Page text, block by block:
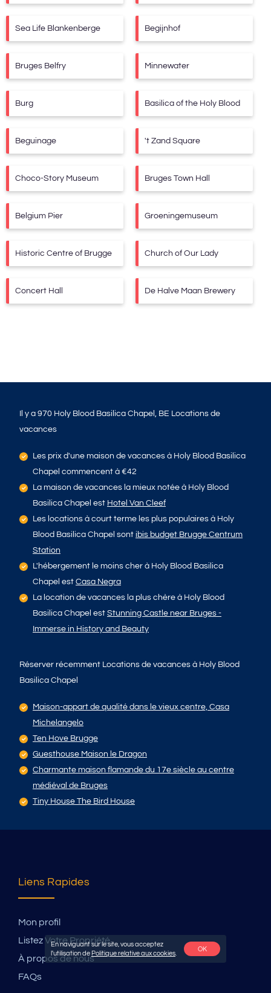
Sea Life Blankenberge Begijnhof
Bruges Belfry Minnewater
Burg Basilica of the Holy Blood
Beguinage 't Zand Square
Choco-Story Museum Bruges Town Hall
Belgium Pier Groeningemuseum
Historic Centre of Brugge Church of Our Lady
Concert Hall De Halve Maan Brewery
Il y a 970 Holy Blood Basilica Chapel, BE Locations de
vacances
Les prix d'une maison de vacances à Holy Blood Basilica
Chapel commencent à €42
La maison de vacances la mieux notée à Holy Blood
Basilica Chapel est Hotel Van Cleef
Les locations à court terme les plus populaires à Holy
Blood Basilica Chapel sont ibis budget Brugge Centrum
Station
L'hébergement le moins cher à Holy Blood Basilica
Chapel est Casa Negra
La location de vacances la plus chère à Holy Blood
Basilica Chapel est Stunning Castle near Bruges -
Immerse in History and Beauty
Réserver récemment Locations de vacances à Holy Blood
Basilica Chapel
Maison-appart de qualité dans le vieux centre, Casa
Michelangelo
Ten Hove Brugge
Guesthouse Maison le Dragon
Charmante maison flamande du 17e siècle au centre
médiéval de Bruges
Tiny House The Bird House
Liens Rapides
Mon profil
Listez Votre Propriété
À propos de nous
FAQs
En naviguant sur le site, vous acceptez
l'utilisation de Politique relative aux cookies
OK